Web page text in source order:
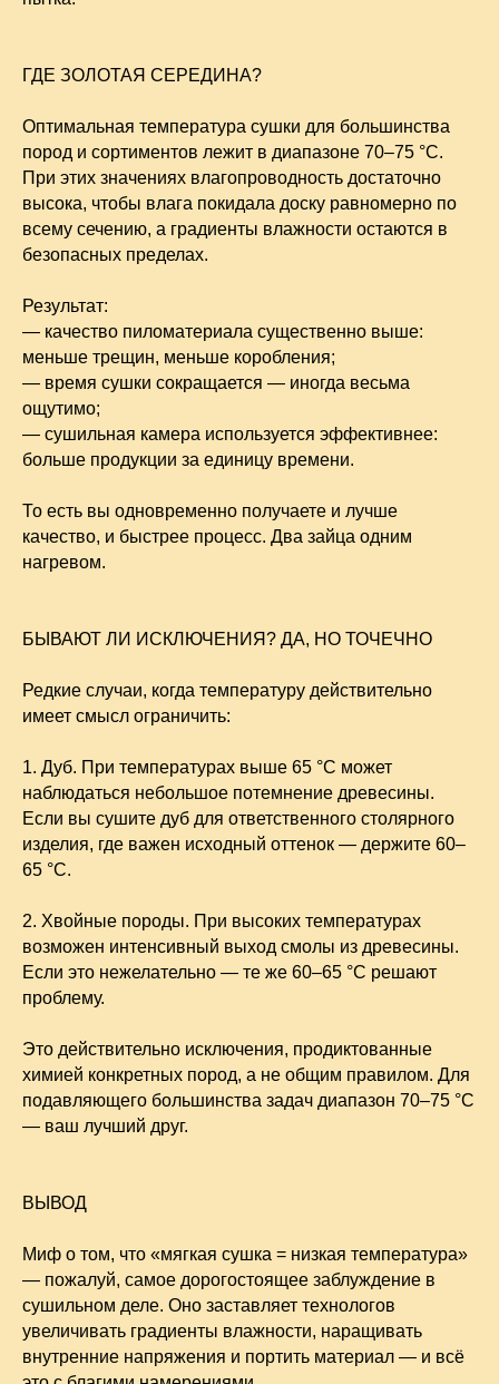
ГДЕ ЗОЛОТАЯ СЕРЕДИНА?
Оптимальная температура сушки для большинства
пород и сортиментов лежит в диапазоне 70–75 °C.
При этих значениях влагопроводность достаточно
высока, чтобы влага покидала доску равномерно по
всему сечению, а градиенты влажности остаются в
безопасных пределах.
Результат:
— качество пиломатериала существенно выше:
меньше трещин, меньше коробления;
— время сушки сокращается — иногда весьма
ощутимо;
— сушильная камера используется эффективнее:
больше продукции за единицу времени.
То есть вы одновременно получаете и лучше
качество, и быстрее процесс. Два зайца одним
нагревом.
БЫВАЮТ ЛИ ИСКЛЮЧЕНИЯ? ДА, НО ТОЧЕЧНО
Редкие случаи, когда температуру действительно
имеет смысл ограничить:
1. Дуб. При температурах выше 65 °C может
наблюдаться небольшое потемнение древесины.
Если вы сушите дуб для ответственного столярного
изделия, где важен исходный оттенок — держите 60–
65 °C.
2. Хвойные породы. При высоких температурах
возможен интенсивный выход смолы из древесины.
Если это нежелательно — те же 60–65 °C решают
проблему.
Это действительно исключения, продиктованные
химией конкретных пород, а не общим правилом. Для
подавляющего большинства задач диапазон 70–75 °C
— ваш лучший друг.
ВЫВОД
Миф о том, что «мягкая сушка = низкая температура»
— пожалуй, самое дорогостоящее заблуждение в
сушильном деле. Оно заставляет технологов
увеличивать градиенты влажности, наращивать
внутренние напряжения и портить материал — и всё